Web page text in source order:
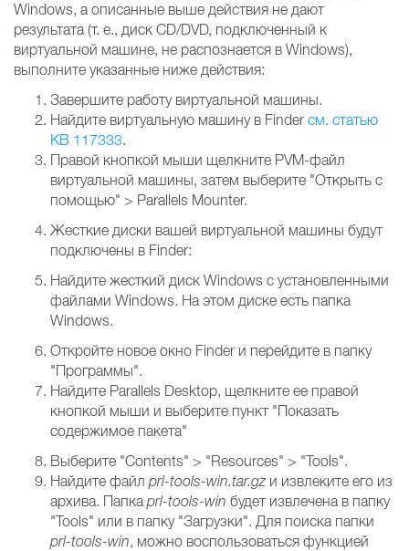
Windows, а описанные выше действия не дают
результата (т. е., диск CD/DVD, подключенный к
виртуальной машине, не распознается в Windows),
выполните указанные ниже действия:
Завершите работу виртуальной машины.
Найдите виртуальную машину в Finder см. статью
KB 117333.
Правой кнопкой мыши щелкните PVM-файл
виртуальной машины, затем выберите "Открыть с
помощью" > Parallels Mounter.
Жесткие диски вашей виртуальной машины будут
подключены в Finder:
Найдите жесткий диск Windows с установленными
файлами Windows. На этом диске есть папка
Windows.
Откройте новое окно Finder и перейдите в папку
"Программы".
Найдите Parallels Desktop, щелкните ее правой
кнопкой мыши и выберите пункт "Показать
содержимое пакета"
Выберите "Contents" > "Resources" > "Tools".
Найдите файл prl-tools-win.tar.gz и извлеките его из
архива. Папка prl-tools-win будет извлечена в папку
"Tools" или в папку "Загрузки". Для поиска папки
prl-tools-win, можно воспользоваться функцией